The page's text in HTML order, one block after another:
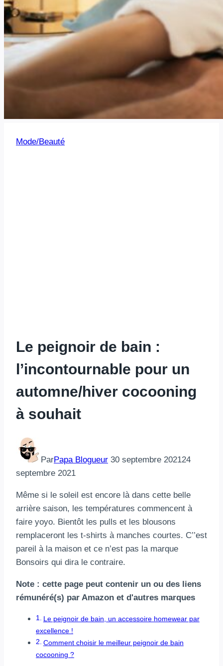
Mode/Beauté
Le peignoir de bain :
l’incontournable pour un
automne/hiver cocooning
à souhait
ParPapa Blogueur 30 septembre 202124
septembre 2021
Même si le soleil est encore là dans cette belle
arrière saison, les températures commencent à
faire yoyo. Bientôt les pulls et les blousons
remplaceront les t-shirts à manches courtes. C’’est
pareil à la maison et ce n’est pas la marque
Bonsoirs qui dira le contraire.
Note : cette page peut contenir un ou des liens
rémunéré(s) par Amazon et d'autres marques
Le peignoir de bain, un accessoire homewear par
excellence !
Comment choisir le meilleur peignoir de bain
cocooning ?